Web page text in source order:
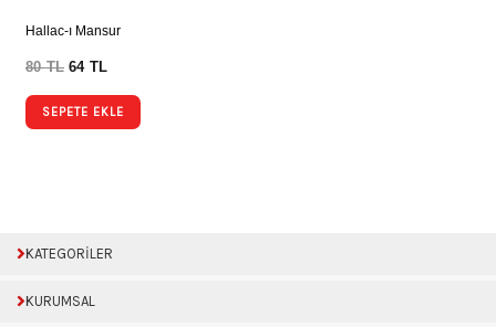
Hallac-ı Mansur
80TL 64 TL
SEPETE EKLE
KATEGORİLER
KURUMSAL